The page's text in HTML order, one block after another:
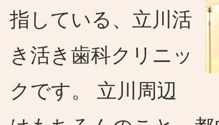
指している、立川活
き活き歯科クリニッ
クです。 立川周辺